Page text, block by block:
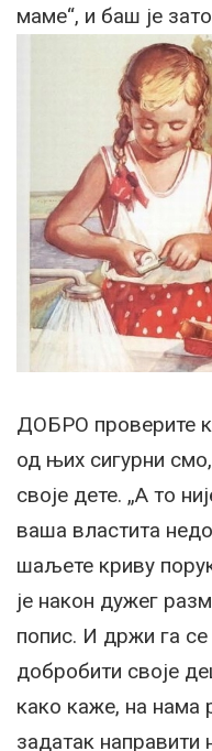
маме“, и баш је
ДОБРО проверите
од њих сигурни
своје дете. „А то
ваша властита
шаљете криву
је након дужег
попис. И држи га
добробити своје
како каже, на нама
задатак направити